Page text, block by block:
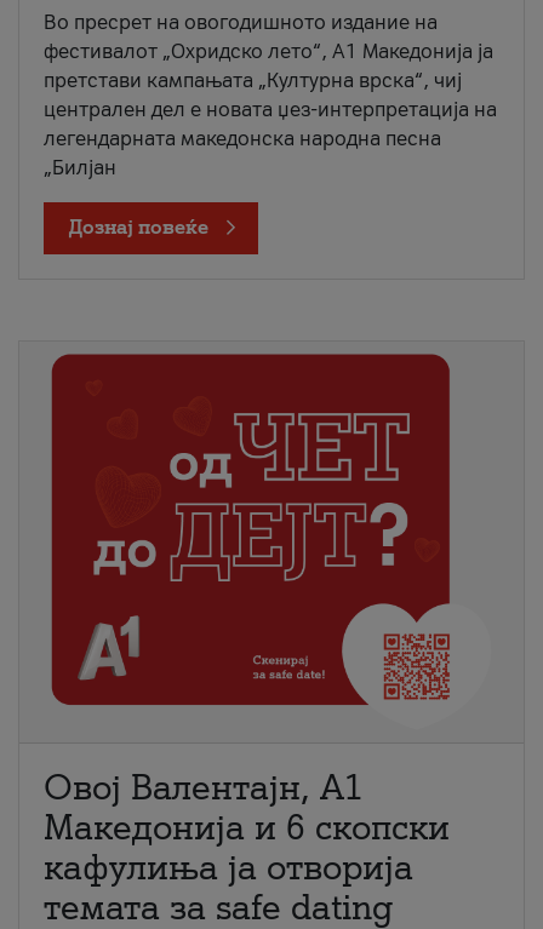
Во пресрет на овогодишното издание на
фестивалот „Охридско лето“, А1 Македонија ја
претстави кампањата „Културна врска“, чиј
централен дел е новата џез-интерпретација на
легендарната македонска народна песна
„Билјан
Дознај повеќе
Овој Валентајн, A1
Македонија и 6 скопски
кафулиња ја отворија
темата за safe dating